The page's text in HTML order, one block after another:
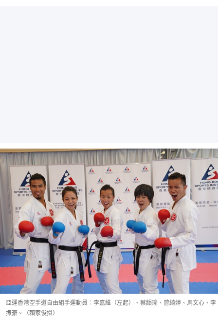
亞運香港空手道自由組手運動員︰李嘉維（左起）、蔡韻瑜、曾綺婷、馬文心、李
振豪。（賴家俊攝）